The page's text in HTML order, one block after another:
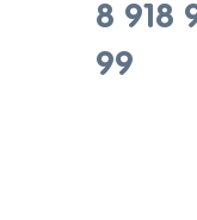
8 918
99